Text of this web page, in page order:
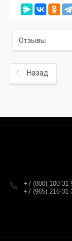
Отзывы
Назад
+7 (800) 100-
+7 (965) 216-